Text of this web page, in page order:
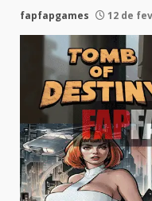
fapfapgames 12 de